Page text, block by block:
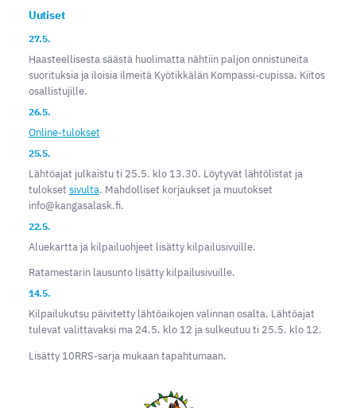
Uutiset
27.5.
Haasteellisesta säästä huolimatta nähtiin paljon onnistuneita
suorituksia ja iloisia ilmeitä Kyötikkälän Kompassi-cupissa. Kiitos
osallistujille.
26.5.
Online-tulokset
25.5.
Lähtöajat julkaistu ti 25.5. klo 13.30. Löytyvät lähtölistat ja
tulokset sivulta. Mahdolliset korjaukset ja muutokset
info@kangasalask.fi.
22.5.
Aluekartta ja kilpailuohjeet lisätty kilpailusivuille.
Ratamestarin lausunto lisätty kilpailusivuille.
14.5.
Kilpailukutsu päivitetty lähtöaikojen valinnan osalta. Lähtöajat
tulevat valittavaksi ma 24.5. klo 12 ja sulkeutuu ti 25.5. klo 12.
Lisätty 10RRS-sarja mukaan tapahtumaan.